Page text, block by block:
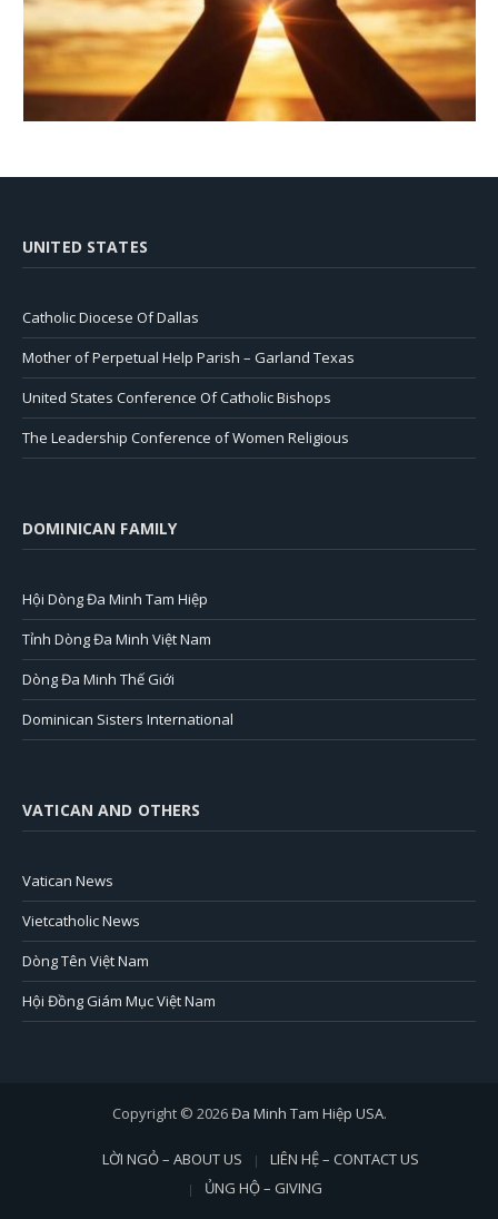
UNITED STATES
Catholic Diocese Of Dallas
Mother of Perpetual Help Parish – Garland Texas
United States Conference Of Catholic Bishops
The Leadership Conference of Women Religious
DOMINICAN FAMILY
Hội Dòng Đa Minh Tam Hiệp
Tỉnh Dòng Đa Minh Việt Nam
Dòng Đa Minh Thế Giới
Dominican Sisters International
VATICAN AND OTHERS
Vatican News
Vietcatholic News
Dòng Tên Việt Nam
Hội Đồng Giám Mục Việt Nam
Copyright © 2026Đa Minh Tam Hiệp USA.
LỜI NGỎ – ABOUT US
LIÊN HỆ – CONTACT US
ỦNG HỘ – GIVING